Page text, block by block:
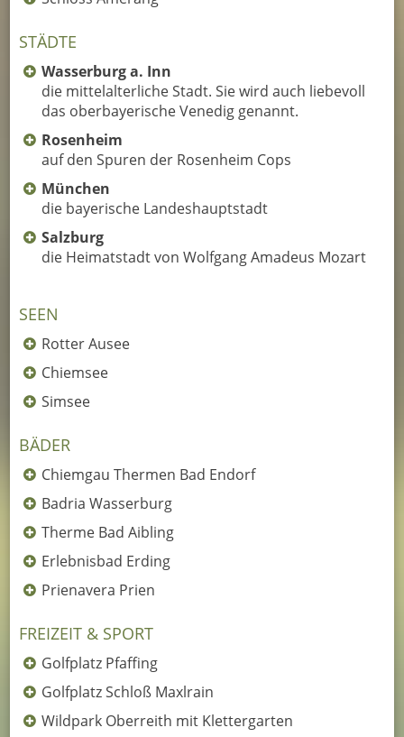
STÄDTE
Wasserburg a. Inn
die mittelalterliche Stadt. Sie wird auch liebevoll
das oberbayerische Venedig genannt.
Rosenheim
auf den Spuren der Rosenheim Cops
München
die bayerische Landeshauptstadt
Salzburg
die Heimatstadt von Wolfgang Amadeus Mozart
SEEN
Rotter Ausee
Chiemsee
Simsee
BÄDER
Chiemgau Thermen Bad Endorf
Badria Wasserburg
Therme Bad Aibling
Erlebnisbad Erding
Prienavera Prien
FREIZEIT & SPORT
Golfplatz Pfaffing
Golfplatz Schloß Maxlrain
Wildpark Oberreith mit Klettergarten